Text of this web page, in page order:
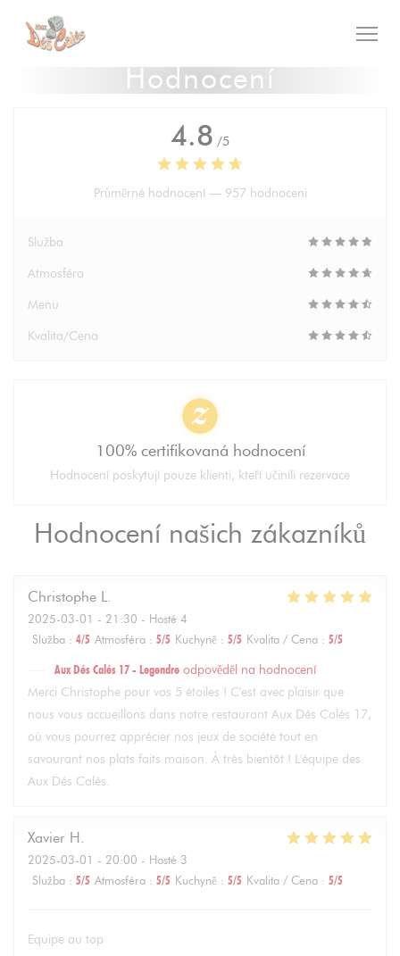
Panel pro správu cookies
Hodnocení
Hodnocení našich zákazníků
Christophe L
2025-03-01 - 21:30 - Hosté 4
Služba : 4/5 Atmosféra : 5/5 Kuchyně : 5/5 Kvalita / Cena : 5/5
Aux Dés Calés 17 - Legendre odpověděl na hodnocení
Merci Christophe pour vos 5 étoiles ! C'est avec plaisir que
nous vous accueillons dans notre restaurant Aux Dés Calés 17,
où vous pourrez apprécier nos jeux de société tout en
savourant nos plats faits maison. À très bientôt ! L'équipe des
Aux Dés Calés.
Xavier H
2025-03-01 - 20:00 - Hosté 3
Služba : 5/5 Atmosféra : 5/5 Kuchyně : 5/5 Kvalita / Cena : 5/5
Equipe au top
4.8 /5
Průměrné hodnocení — 957 hodnoceni
Služba
Atmosféra
Menu
Kvalita/Cena
100% certifikovaná hodnocení
Hodnocení poskytují pouze klienti, kteří učinili rezervace